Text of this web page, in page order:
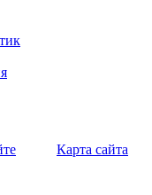
Карта сайта